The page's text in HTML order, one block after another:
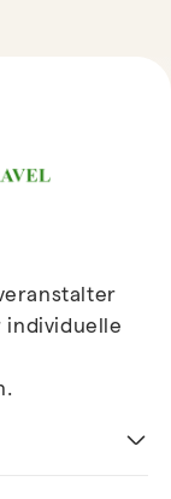
individuelle